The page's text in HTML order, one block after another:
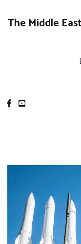
content
The Middle